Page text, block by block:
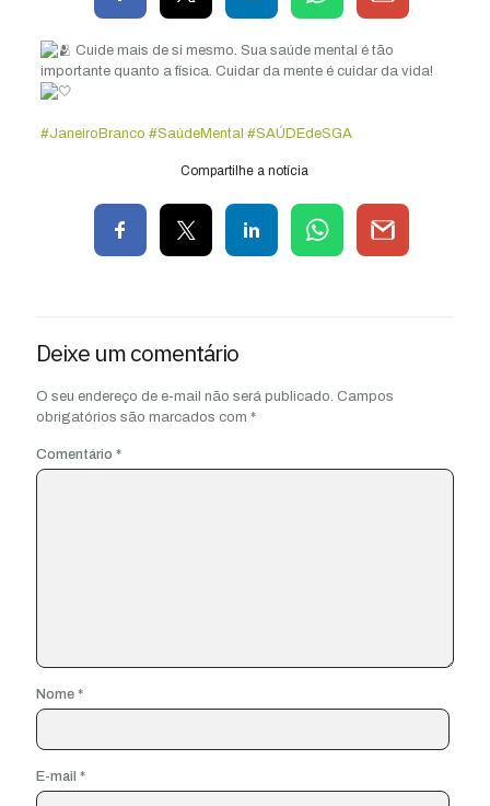
Cuide mais de si mesmo. Sua saúde mental é tão
importante quanto a física. Cuidar da mente é cuidar da vida!
#JaneiroBranco #SaúdeMental #SAÚDEdeSGA
Compartilhe a notícia
Deixe um comentário
O seu endereço de e-mail não será publicado. Campos
obrigatórios são marcados com *
Comentário *
Nome *
E-mail *